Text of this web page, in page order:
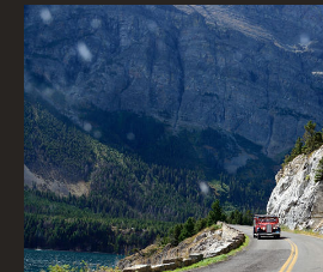
Going-to-the-Sun